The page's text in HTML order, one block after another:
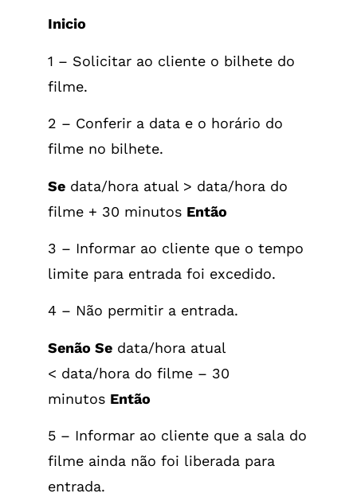
Inicio
1 – Solicitar ao cliente o bilhete do
filme.
2 – Conferir a data e o horário do
filme no bilhete.
Se data/hora atual > data/hora do
filme + 30 minutos Então
3 – Informar ao cliente que o tempo
limite para entrada foi excedido.
4 – Não permitir a entrada.
Senão Se data/hora atual
< data/hora do filme – 30
minutos Então
5 – Informar ao cliente que a sala do
filme ainda não foi liberada para
entrada.